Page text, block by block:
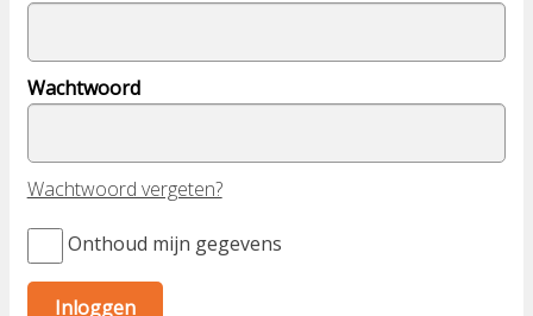
Wachtwoord
Wachtwoord vergeten?
Onthoud mijn gegevens